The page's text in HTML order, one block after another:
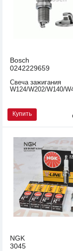
Bosch
0242229659
Свеча зажигания
W124/W202/W140/
Купить
NGK
3045